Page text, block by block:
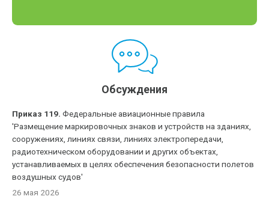
Обсуждения
Приказ 119. Федеральные авиационные правила
'Размещение маркировочных знаков и устройств на зданиях,
сооружениях, линиях связи, линиях электропередачи,
радиотехническом оборудовании и других объектах,
устанавливаемых в целях обеспечения безопасности полетов
воздушных судов'
26 мая 2026